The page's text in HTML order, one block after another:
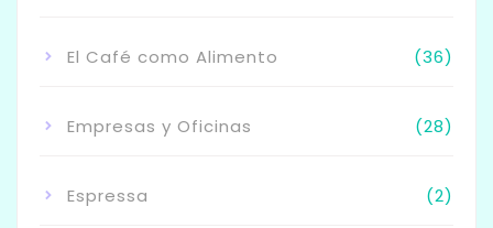
El Café como Alimento (36)
Empresas y Oficinas (28)
Espressa (2)